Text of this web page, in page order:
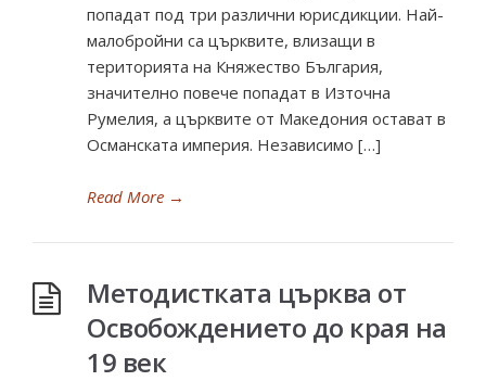
попадат под три различни юрисдикции. Най-
малобройни са църквите, влизащи в
територията на Княжество България,
значително повече попадат в Източна
Румелия, а църквите от Македония остават в
Османската империя. Независимо […]
Read More →
Методистката църква от
Освобождението до края на
19 век